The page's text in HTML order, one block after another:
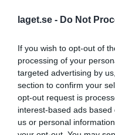
laget.se - Do Not
If you wish to opt-out of
processing of your
targeted advertising by
section to confirm your
opt-out request is
interest-based ads
us or personal